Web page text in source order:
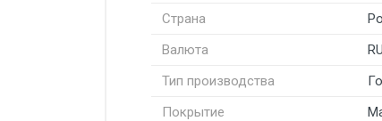
Страна
Валюта
Тип производства
Покрытие